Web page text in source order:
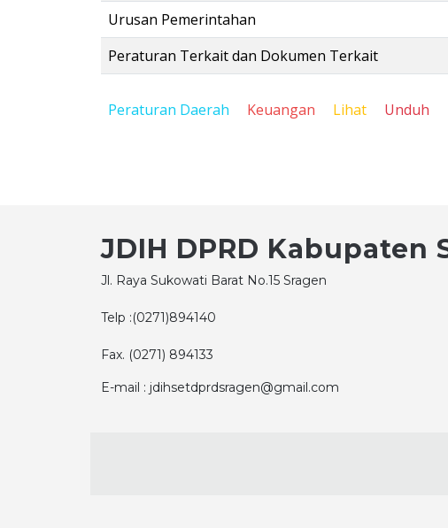
Urusan Pemerintahan
Peraturan Terkait dan Dokumen Terkait
Peraturan Daerah Keuangan Lihat Unduh
JDIH DPRD Kabupaten
Jl. Raya Sukowati Barat No.15 Sragen
Telp :(0271)894140
Fax. (0271) 894133
E-mail : jdihsetdprdsragen@gmail.com